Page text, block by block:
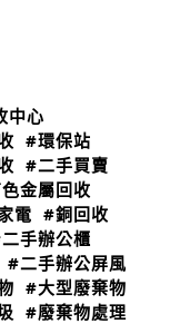
中心
#環保站
#二手買賣
金屬回收
電 #銅回收
手辦公櫃
#二手辦公屏風
#大型廢棄物
#廢棄物處理